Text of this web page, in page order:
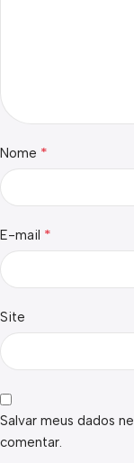
Nome *
E-mail *
Site
Salvar meus dados
comentar.